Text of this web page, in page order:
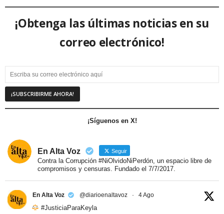
¡Obtenga las últimas noticias en su
correo electrónico!
¡Síguenos en X!
En Alta Voz Seguir
Contra la Corrupción #NiOlvidoNiPerdón, un espacio libre de
compromisos y censuras. Fundado el 7/7/2017.
En Alta Voz @diarioenaltavoz · 4 Ago
#JusticiaParaKeyla